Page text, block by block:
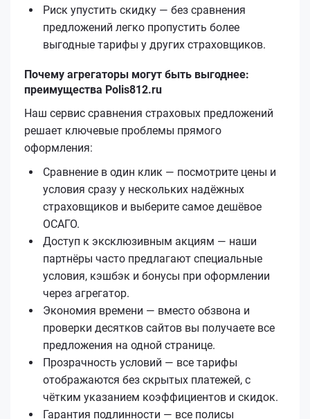
Риск упустить скидку — без сравнения
предложений легко пропустить более
выгодные тарифы у других страховщиков.
Почему агрегаторы могут быть выгоднее:
преимущества Polis812.ru
Наш сервис сравнения страховых предложений
решает ключевые проблемы прямого
оформления:
Сравнение в один клик — посмотрите цены и
условия сразу у нескольких надёжных
страховщиков и выберите самое дешёвое
ОСАГО.
Доступ к эксклюзивным акциям — наши
партнёры часто предлагают специальные
условия, кэшбэк и бонусы при оформлении
через агрегатор.
Экономия времени — вместо обзвона и
проверки десятков сайтов вы получаете все
предложения на одной странице.
Прозрачность условий — все тарифы
отображаются без скрытых платежей, с
чётким указанием коэффициентов и скидок.
Гарантия подлинности — все полисы